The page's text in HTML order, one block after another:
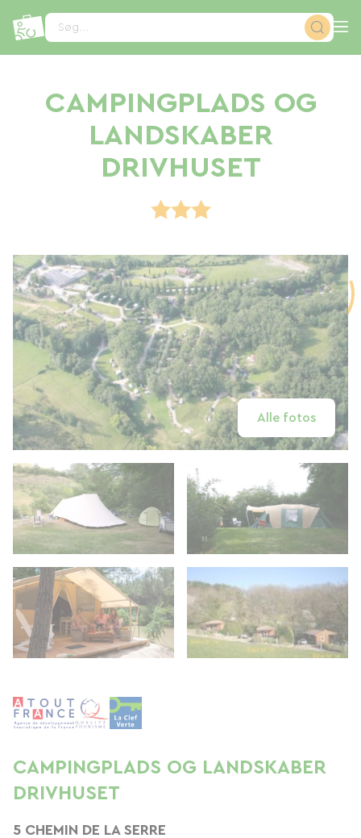
Søg...
CAMPINGPLADS OG
LANDSKABER
DRIVHUSET
Alle fotos
CAMPINGPLADS OG LANDSKABER
DRIVHUSET
5 CHEMIN DE LA SERRE
CCookie-styringspanel